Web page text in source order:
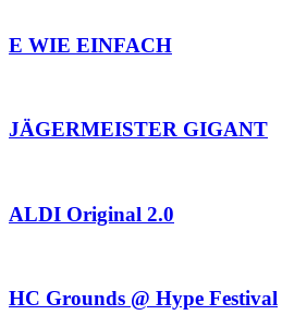
E WIE EINFACH
JÄGERMEISTER GIGANT
ALDI Original 2.0
HC Grounds @ Hype Festival